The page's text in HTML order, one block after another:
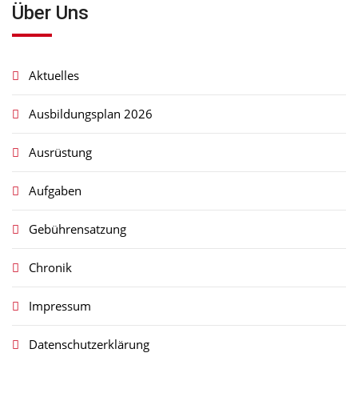
Über Uns
Aktuelles
Ausbildungsplan 2026
Ausrüstung
Aufgaben
Gebührensatzung
Chronik
Impressum
Datenschutzerklärung